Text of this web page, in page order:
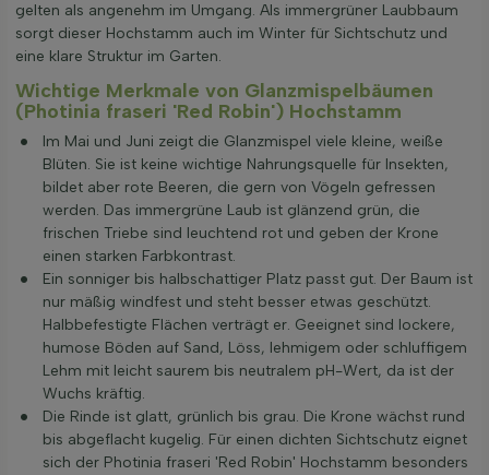
gelten als angenehm im Umgang. Als immergrüner Laubbaum
sorgt dieser Hochstamm auch im Winter für Sichtschutz und
eine klare Struktur im Garten.
Wichtige Merkmale von Glanzmispelbäumen
(Photinia fraseri 'Red Robin') Hochstamm
Im Mai und Juni zeigt die Glanzmispel viele kleine, weiße
Blüten. Sie ist keine wichtige Nahrungsquelle für Insekten,
bildet aber rote Beeren, die gern von Vögeln gefressen
werden. Das immergrüne Laub ist glänzend grün, die
frischen Triebe sind leuchtend rot und geben der Krone
einen starken Farbkontrast.
Ein sonniger bis halbschattiger Platz passt gut. Der Baum ist
nur mäßig windfest und steht besser etwas geschützt.
Halbbefestigte Flächen verträgt er. Geeignet sind lockere,
humose Böden auf Sand, Löss, lehmigem oder schluffigem
Lehm mit leicht saurem bis neutralem pH-Wert, da ist der
Wuchs kräftig.
Die Rinde ist glatt, grünlich bis grau. Die Krone wächst rund
bis abgeflacht kugelig. Für einen dichten Sichtschutz eignet
sich der Photinia fraseri 'Red Robin' Hochstamm besonders